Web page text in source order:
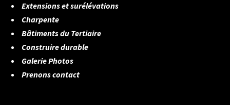
Extensions et surélévations
Charpente
Bâtiments du Tertiaire
Construire durable
Galerie Photos
Prenons contact